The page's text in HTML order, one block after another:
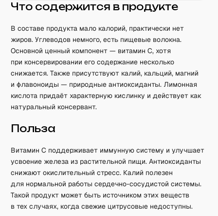
Что содержится в продукте
В составе продукта мало калорий, практически нет
жиров. Углеводов немного, есть пищевые волокна.
Основной ценный компонент — витамин C, хотя
при консервировании его содержание несколько
снижается. Также присутствуют калий, кальций, магний
и флавоноиды — природные антиоксиданты. Лимонная
кислота придаёт характерную кислинку и действует как
натуральный консервант.
Польза
Витамин C поддерживает иммунную систему и улучшает
усвоение железа из растительной пищи. Антиоксиданты
снижают окислительный стресс. Калий полезен
для нормальной работы сердечно-сосудистой системы.
Такой продукт может быть источником этих веществ
в тех случаях, когда свежие цитрусовые недоступны.